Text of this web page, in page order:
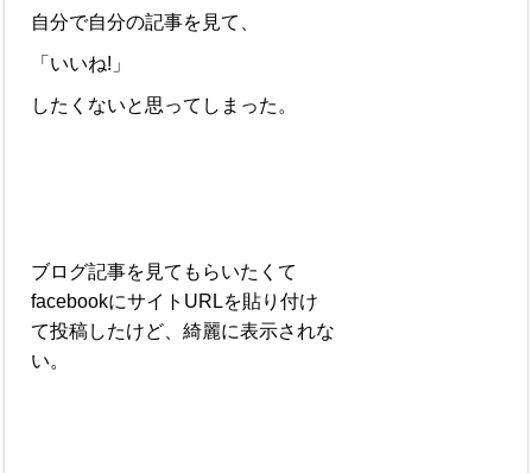
自分で自分の記事を見て、
「いいね!」
したくないと思ってしまった。
ブログ記事を見てもらいたくて
facebookにサイトURLを貼り付け
て投稿したけど、綺麗に表示されな
い。